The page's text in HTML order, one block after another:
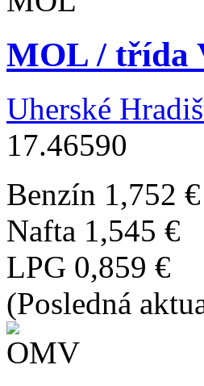
MOL / třída
Uherské
17.46590
Benzín 1,752 €
Nafta 1,545 €
LPG 0,859 €
(Posledná